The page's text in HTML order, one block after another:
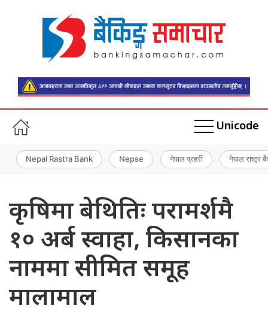
Unicode
Nepal Rastra Bank Nepse नेपाल प्रहरी नेपाल राष्ट्र
कृषिमा बेथितिः परामर्शमै
१० अर्ब स्वाहा, किसानका
नाममा सीमित समूह
मालामाल